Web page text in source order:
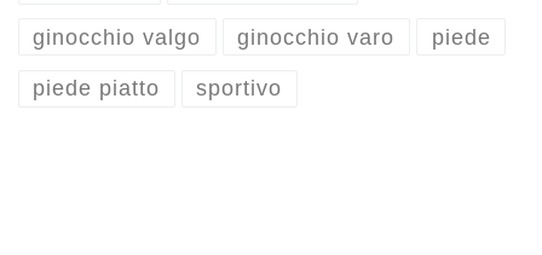
ginocchio valgo ginocchio varo piede
piede piatto sportivo